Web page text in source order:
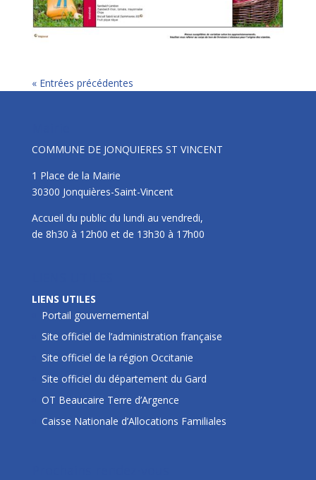
« Entrées précédentes
COMMUNE DE JONQUIERES ST VINCENT
1 Place de la Mairie
30300 Jonquières-Saint-Vincent
Accueil du public du lundi au vendredi,
de 8h30 à 12h00 et de 13h30 à 17h00
LIENS UTILES
Portail gouvernemental
Site officiel de l’administration française
Site officiel de la région Occitanie
Site officiel du département du Gard
OT Beaucaire Terre d’Argence
Caisse Nationale d’Allocations Familiales